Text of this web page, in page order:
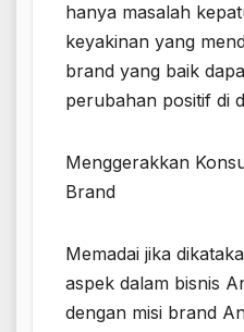
hanya masalah
keyakinan yang
brand yang baik
perubahan positif di
Menggerakkan
Brand
Memadai jika
aspek dalam bisnis
dengan misi brand